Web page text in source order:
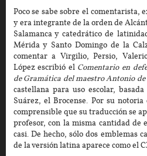
Poco se sabe sobre el comentarista,
y era integrante de la orden de
Salamanca y catedrático de
Mérida y Santo Domingo de la
comentar a Virgilio, Persio,
López escribió el Comentario en
de Gramática del maestro Antonio
castellana para uso escolar,
Suárez, el Brocense. Por su
comprensible que su traducción se
profesor, con la misma cantidad de
casi. De hecho, sólo dos emblemas
de la versión latina aparece como el